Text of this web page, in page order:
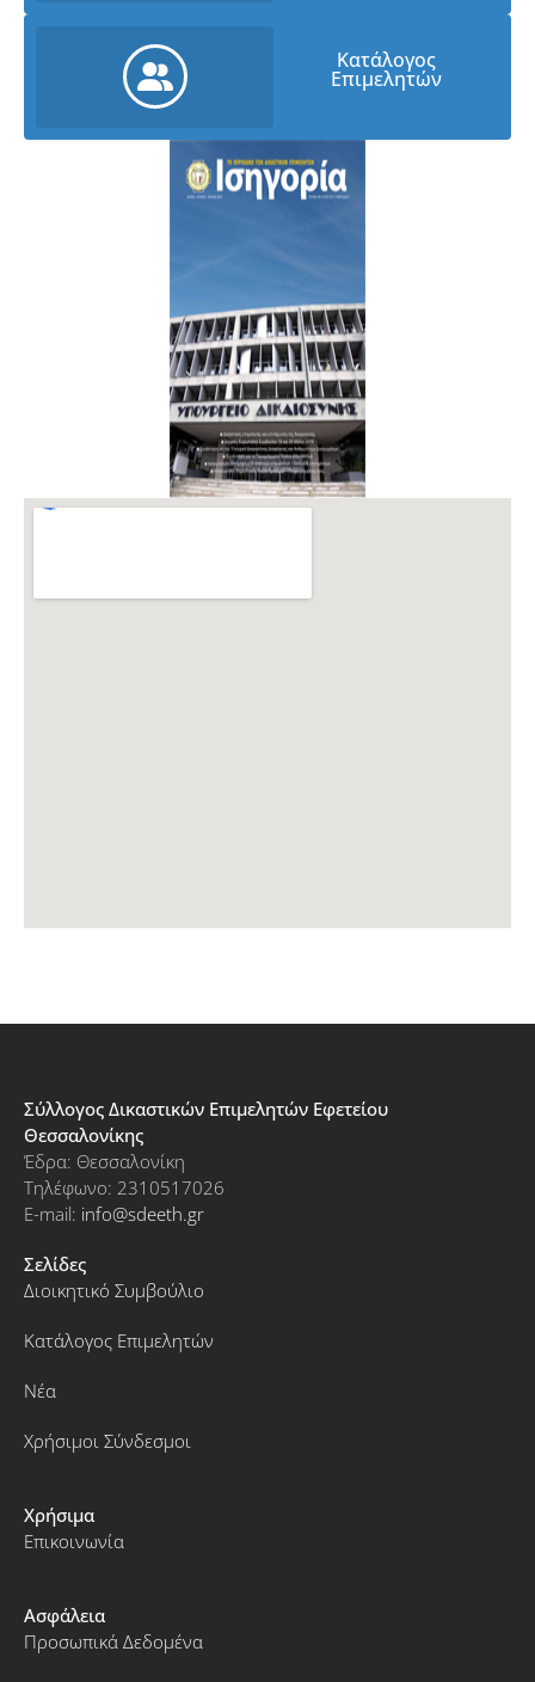
Κατάλογος
Επιμελητών
Σύλλογος Δικαστικών Επιμελητών Εφετείου
Θεσσαλονίκης
Έδρα: Θεσσαλονίκη
Τηλέφωνο: 2310517026
E-mail: info@sdeeth.gr
Σελίδες
Διοικητικό Συμβούλιο
Κατάλογος Επιμελητών
Νέα
Χρήσιμοι Σύνδεσμοι
Χρήσιμα
Επικοινωνία
Ασφάλεια
Προσωπικά Δεδομένα